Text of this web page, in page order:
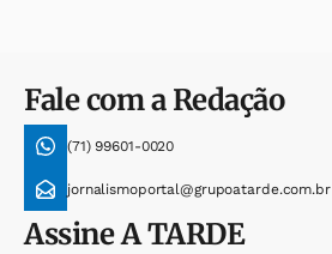
Fale com a Redação
(71) 99601-0020
jornalismoportal@grupoatarde.com.br
AssineA TARDE